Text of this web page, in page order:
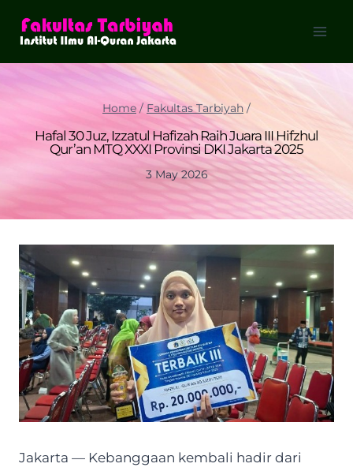
Home / Fakultas Tarbiyah /
Hafal 30 Juz, Izzatul Hafizah Raih Juara III Hifzhul
Qur’an MTQ XXXI Provinsi DKI Jakarta 2025
3 May 2026
Jakarta — Kebanggaan kembali hadir dari